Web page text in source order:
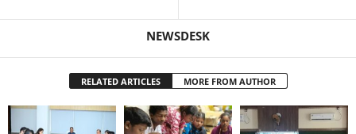
NEWSDESK
RELATED ARTICLES MORE FROM AUTHOR